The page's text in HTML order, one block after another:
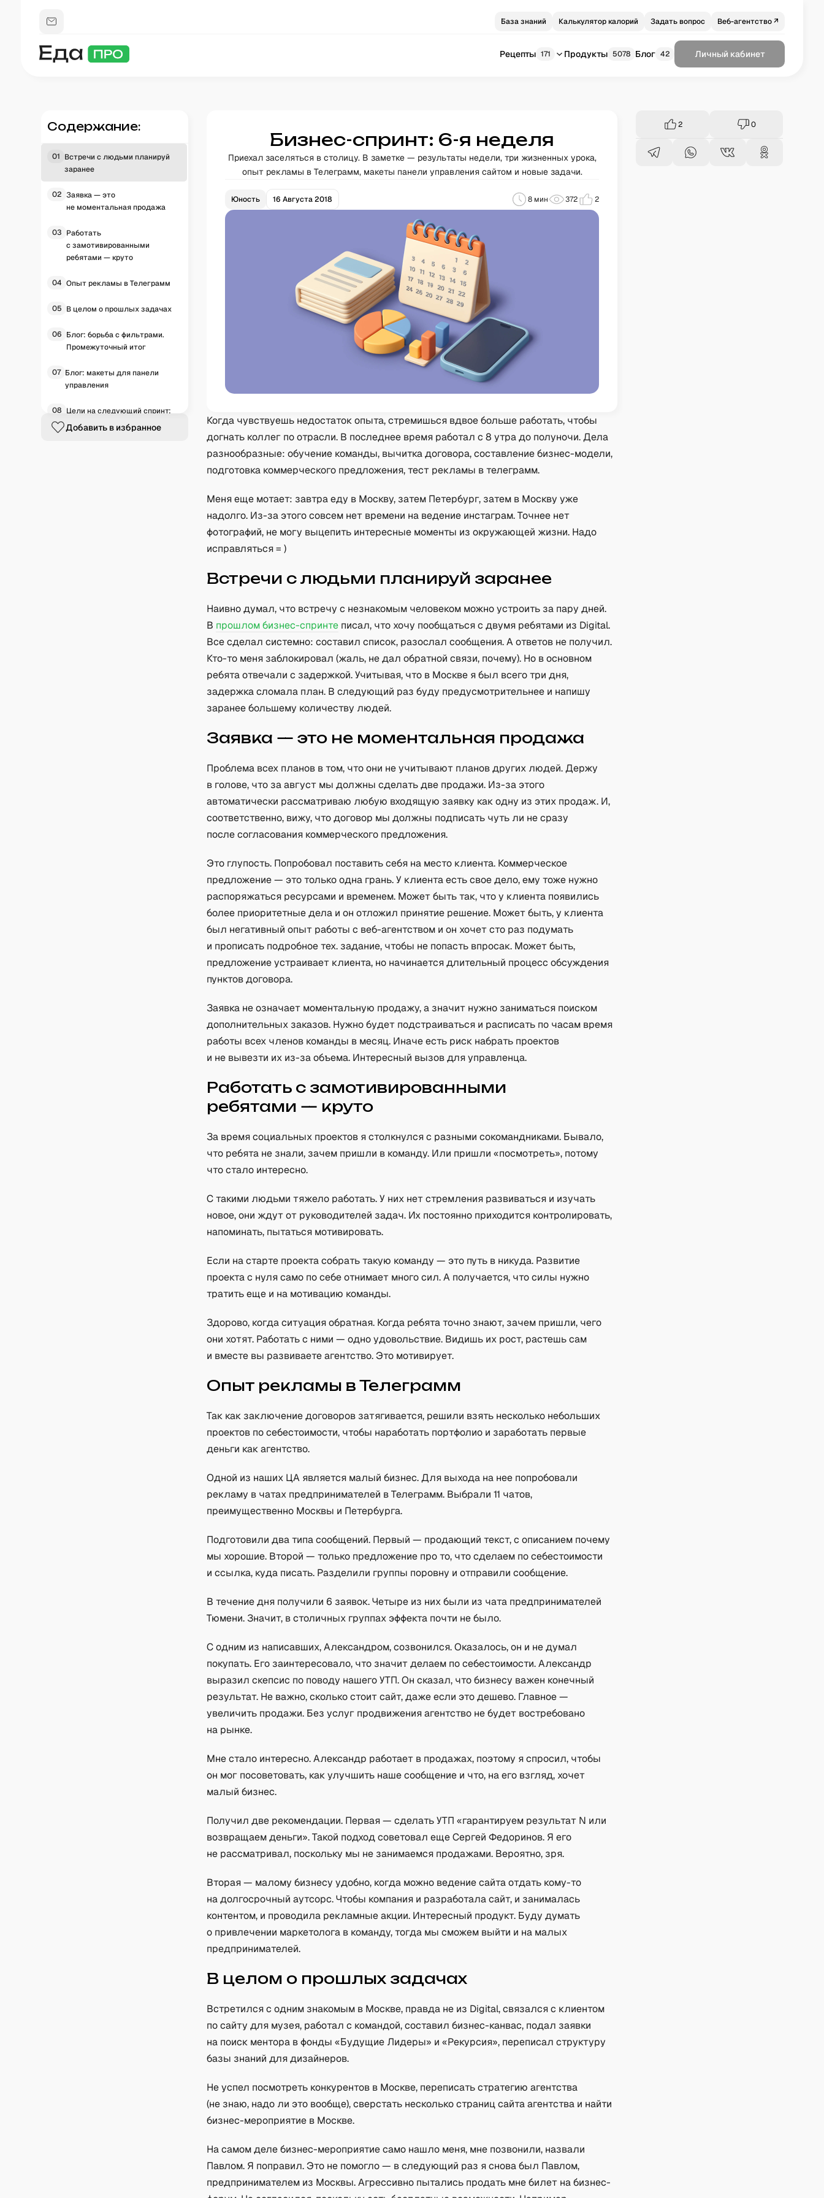
База знаний Калькулятор калорий Задать вопрос Веб-агентство ↗
Рецепты 171 Продукты 5078 Блог 42 Личный кабинет
Содержание:
01 Встречи с людьми планируй
заранее
02 Заявка — это
не моментальная продажа
03 Работать
с замотивированными
ребятами — круто
04 Опыт рекламы в Телеграмм
05 В целом о прошлых задачах
06 Блог: борьба с фильтрами.
Промежуточный итог
07 Блог: макеты для панели
управления
08 Цели на следующий спринт:
бизнес
Добавить в избранное
Бизнес-спринт: 6-я неделя
Приехал заселяться в столицу. В заметке — результаты недели, три жизненных урока,
опыт рекламы в Телеграмм, макеты панели управления сайтом и новые задачи.
Юность 16 Августа 2018 8мин 372 2
Когда чувствуешь недостаток опыта, стремишься вдвое больше работать, чтобы
догнать коллег по отрасли. В последнее время работал с 8 утра до полуночи. Дела
разнообразные: обучение команды, вычитка договора, составление бизнес-модели,
подготовка коммерческого предложения, тест рекламы в телеграмм.
Меня еще мотает: завтра еду в Москву, затем Петербург, затем в Москву уже
надолго. Из-за этого совсем нет времени на ведение инстаграм. Точнее нет
фотографий, не могу выцепить интересные моменты из окружающей жизни. Надо
исправляться = )
Встречи с людьми планируй заранее
Наивно думал, что встречу с незнакомым человеком можно устроить за пару дней.
В прошлом бизнес-спринте писал, что хочу пообщаться с двумя ребятами из Digital.
Все сделал системно: составил список, разослал сообщения. А ответов не получил.
Кто-то меня заблокировал (жаль, не дал обратной связи, почему). Но в основном
ребята отвечали с задержкой. Учитывая, что в Москве я был всего три дня,
задержка сломала план. В следующий раз буду предусмотрительнее и напишу
заранее большему количеству людей.
Заявка — это не моментальная продажа
Проблема всех планов в том, что они не учитывают планов других людей. Держу
в голове, что за август мы должны сделать две продажи. Из-за этого
автоматически рассматриваю любую входящую заявку как одну из этих продаж. И,
соответственно, вижу, что договор мы должны подписать чуть ли не сразу
после согласования коммерческого предложения.
Это глупость. Попробовал поставить себя на место клиента. Коммерческое
предложение — это только одна грань. У клиента есть свое дело, ему тоже нужно
распоряжаться ресурсами и временем. Может быть так, что у клиента появились
более приоритетные дела и он отложил принятие решение. Может быть, у клиента
был негативный опыт работы с веб-агентством и он хочет сто раз подумать
и прописать подробное тех. задание, чтобы не попасть впросак. Может быть,
предложение устраивает клиента, но начинается длительный процесс обсуждения
пунктов договора.
Заявка не означает моментальную продажу, а значит нужно заниматься поиском
дополнительных заказов. Нужно будет подстраиваться и расписать по часам время
работы всех членов команды в месяц. Иначе есть риск набрать проектов
и не вывезти их из-за объема. Интересный вызов для управленца.
Работать с замотивированными
ребятами — круто
За время социальных проектов я столкнулся с разными сокомандниками. Бывало,
что ребята не знали, зачем пришли в команду. Или пришли «посмотреть», потому
что стало интересно.
С такими людьми тяжело работать. У них нет стремления развиваться и изучать
новое, они ждут от руководителей задач. Их постоянно приходится контролировать,
напоминать, пытаться мотивировать.
Если на старте проекта собрать такую команду — это путь в никуда. Развитие
проекта с нуля само по себе отнимает много сил. А получается, что силы нужно
тратить еще и на мотивацию команды.
Здорово, когда ситуация обратная. Когда ребята точно знают, зачем пришли, чего
они хотят. Работать с ними — одно удовольствие. Видишь их рост, растешь сам
и вместе вы развиваете агентство. Это мотивирует.
Опыт рекламы в Телеграмм
Так как заключение договоров затягивается, решили взять несколько небольших
проектов по себестоимости, чтобы наработать портфолио и заработать первые
деньги как агентство.
Одной из наших ЦА является малый бизнес. Для выхода на нее попробовали
рекламу в чатах предпринимателей в Телеграмм. Выбрали 11 чатов,
преимущественно Москвы и Петербурга.
Подготовили два типа сообщений. Первый — продающий текст, с описанием почему
мы хорошие. Второй — только предложение про то, что сделаем по себестоимости
и ссылка, куда писать. Разделили группы поровну и отправили сообщение.
В течение дня получили 6 заявок. Четыре из них были из чата предпринимателей
Тюмени. Значит, в столичных группах эффекта почти не было.
С одним из написавших, Александром, созвонился. Оказалось, он и не думал
покупать. Его заинтересовало, что значит делаем по себестоимости. Александр
выразил скепсис по поводу нашего УТП. Он сказал, что бизнесу важен конечный
результат. Не важно, сколько стоит сайт, даже если это дешево. Главное —
увеличить продажи. Без услуг продвижения агентство не будет востребовано
на рынке.
Мне стало интересно. Александр работает в продажах, поэтому я спросил, чтобы
он мог посоветовать, как улучшить наше сообщение и что, на его взгляд, хочет
малый бизнес.
Получил две рекомендации. Первая — сделать УТП «гарантируем результат N или
возвращаем деньги». Такой подход советовал еще Сергей Федоринов. Я его
не рассматривал, поскольку мы не занимаемся продажами. Вероятно, зря.
Вторая — малому бизнесу удобно, когда можно ведение сайта отдать кому-то
на долгосрочный аутсорс. Чтобы компания и разработала сайт, и занималась
контентом, и проводила рекламные акции. Интересный продукт. Буду думать
о привлечении маркетолога в команду, тогда мы сможем выйти и на малых
предпринимателей.
В целом о прошлых задачах
Встретился с одним знакомым в Москве, правда не из Digital, связался с клиентом
по сайту для музея, работал с командой, составил бизнес-канвас, подал заявки
на поиск ментора в фонды «Будущие Лидеры» и «Рекурсия», переписал структуру
базы знаний для дизайнеров.
Не успел посмотреть конкурентов в Москве, переписать стратегию агентства
(не знаю, надо ли это вообще), сверстать несколько страниц сайта агентства и найти
бизнес-мероприятие в Москве.
На самом деле бизнес-мероприятие само нашло меня, мне позвонили, назвали
Павлом. Я поправил. Это не помогло — в следующий раз я снова был Павлом,
предпринимателем из Москвы. Агрессивно пытались продать мне билет на бизнес-
2 0